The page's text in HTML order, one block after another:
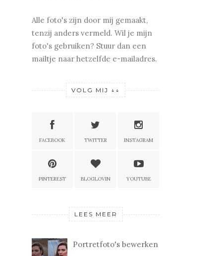
Alle foto's zijn door mij gemaakt,
tenzij anders vermeld. Wil je mijn
foto's gebruiken? Stuur dan een
mailtje naar hetzelfde e-mailadres.
VOLG MIJ ↓↓
FACEBOOK TWITTER INSTAGRAM
PINTEREST BLOGLOVIN YOUTUBE
LEES MEER
Portretfoto's bewerken